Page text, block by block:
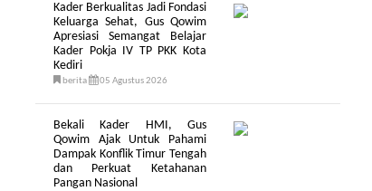
Kader Berkualitas Jadi Fondasi
Keluarga Sehat, Gus Qowim
Apresiasi Semangat Belajar
Kader Pokja IV TP PKK Kota
Kediri
berita 05 Agustus 2026
Bekali Kader HMI, Gus
Qowim Ajak Untuk Pahami
Dampak Konflik Timur Tengah
dan Perkuat Ketahanan
Pangan Nasional